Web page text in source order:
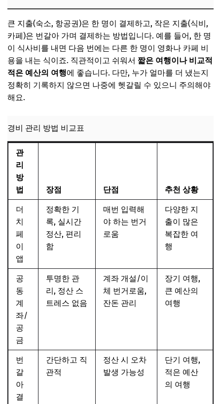
큰 지출(숙소, 항공권)은 한 명이 결제하고, 작은 지출(식비,
카페)은 번갈아 가며 결제하는 방법입니다. 예를 들어, 한 명
이 식사비를 내면 다음 번에는 다른 한 명이 영화나 카페 비
용을 내는 식이죠. 직관적이고 쉬워서 짧은 여행이나 비교적
적은 예산의 여행에 좋습니다. 다만, 누가 얼마를 더 냈는지
정확히 기록하지 않으면 나중에 헷갈릴 수 있으니 주의해야
해요.
경비 관리 방법 비교표
관
리
방
법
장점 단점 추천 상황
더
치
페
이
앱
정확한 기
록, 실시간
정산, 편리
함
매번 입력해
야 하는 번거
로움
다양한 지
출이 많은
복잡한 여
행
공
동
계
좌/
공
금
투명한 관
리, 정산 스
트레스 없음
계좌 개설/이
체 번거로움,
잔돈 관리
장기 여행,
큰 예산의
여행
번
갈
아
결
간단하고 직
관적
정산 시 오차
발생 가능성
단기 여행,
적은 예산
의 여행